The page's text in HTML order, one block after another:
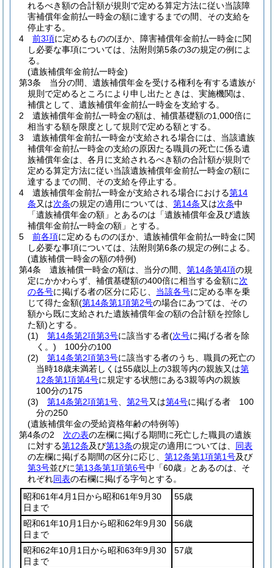
れるべき額の合計額が規則で定める算定方法に従い当該障
害補償年金前払一時金の額に達するまでの間、その支給を
停止する。
4
前3項に定めるもののほか、障害補償年金前払一時金に関
し必要な事項については、法附則第5条の3の規定の例によ
る。
(遺族補償年金前払一時金)
第3条
当分の間、遺族補償年金を受ける権利を有する遺族が
規則で定めるところにより申し出たときは、実施機関は、
補償として、遺族補償年金前払一時金を支給する。
2
遺族補償年金前払一時金の額は、補償基礎額の1,000倍に
相当する額を限度として規則で定める額とする。
3
遺族補償年金前払一時金が支給される場合には、当該遺族
補償年金前払一時金の支給の原因たる職員の死亡に係る遺
族補償年金は、各月に支給されるべき額の合計額が規則で
定める算定方法に従い当該遺族補償年金前払一時金の額に
達するまでの間、その支給を停止する。
4
遺族補償年金前払一時金が支給される場合における第14
条又は次条の規定の適用については、 第14条又は次条中
「遺族補償年金の額」とあるのは「遺族補償年金及び遺族
補償年金前払一時金の額」とする。
5
前各項に定めるもののほか、遺族補償年金前払一時金に関
し必要な事項については、法附則第6条の規定の例による。
(遺族補償一時金の額の特例)
第4条
遺族補償一時金の額は、当分の間、 第14条第4項の規
定にかかわらず、補償基礎額の400倍に相当する金額に次
の各号に掲げる者の区分に応じ、 当該各号に定める率を乗
じて得た金額(第14条第1項第2号の場合にあつては、その
額から既に支給された遺族補償年金の額の合計額を控除し
た額)とする。
(1)
第14条第2項第3号に該当する者(次号に掲げる者を除
く。) 100分の100
(2)
第14条第2項第3号に該当する者のうち、職員の死亡の
当時18歳未満若しくは55歳以上の3親等内の親族又は第
12条第1項第4号に規定する状態にある3親等内の親族
100分の175
(3)
第14条第2項第1号 第2号又は第4号に掲げる者 100
分の250
(遺族補償年金の受給資格年齢の特例等)
第4条の2
次の表の左欄に掲げる期間に死亡した職員の遺族
に対する第12条及び第13条の規定の適用については、 同表
の左欄に掲げる期間の区分に応じ、 第12条第1項第1号及び
第3号並びに第13条第1項第6号中「60歳」とあるのは、そ
れぞれ同表の右欄に掲げる字句とする。
昭和61年4月1日から昭和61年9月30
日まで
55歳
昭和61年10月1日から昭和62年9月30
日まで
56歳
昭和62年10月1日から昭和63年9月30
日まで
57歳